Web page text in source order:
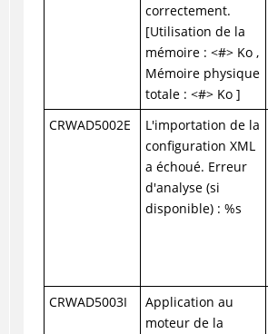
correctement.
[Utilisation de la
mémoire : <#> Ko ,
Mémoire physique
totale : <#> Ko ]
CRWAD5002E
L'importation de la
configuration XML
a échoué. Erreur
d'analyse (si
disponible) : %s
CRWAD5003I
Application au
moteur de la